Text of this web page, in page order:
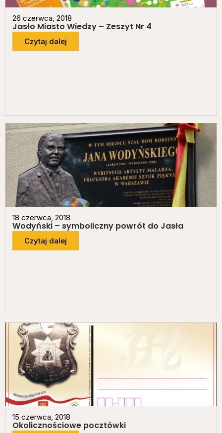
26 czerwca, 2018
Jasło Miasto Wiedzy – Zeszyt Nr 4
Czytaj dalej
18 czerwca, 2018
Wodyński – symboliczny powrót do Jasła
Czytaj dalej
15 czerwca, 2018
Okolicznościowe pocztówki